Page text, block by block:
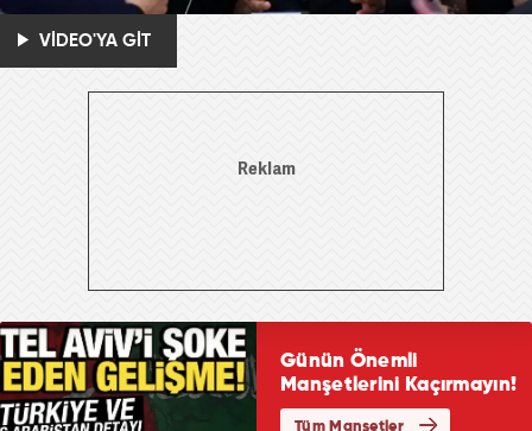
VİDEO'YA GİT